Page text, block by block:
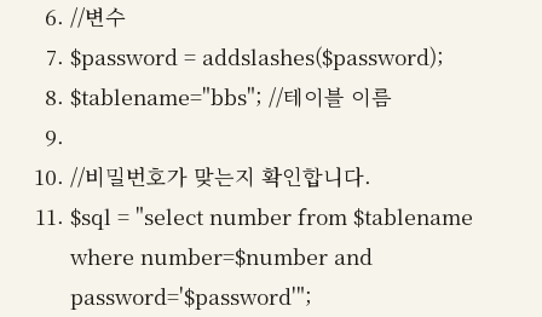
//변수
$password = addslashes($password);
$tablename="bbs"; //테이블 이름
//비밀번호가 맞는지 확인합니다.
$sql = "select number from $tablename
where number=$number and
password='$password'";